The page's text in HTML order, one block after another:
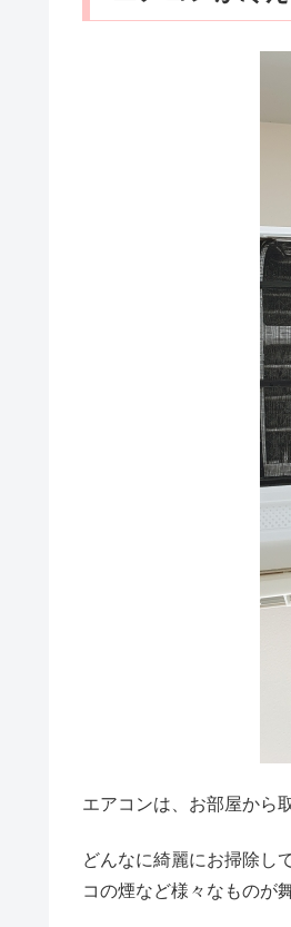
エアコンは、お部屋から
どんなに綺麗にお掃除し
コの煙など様々なものが